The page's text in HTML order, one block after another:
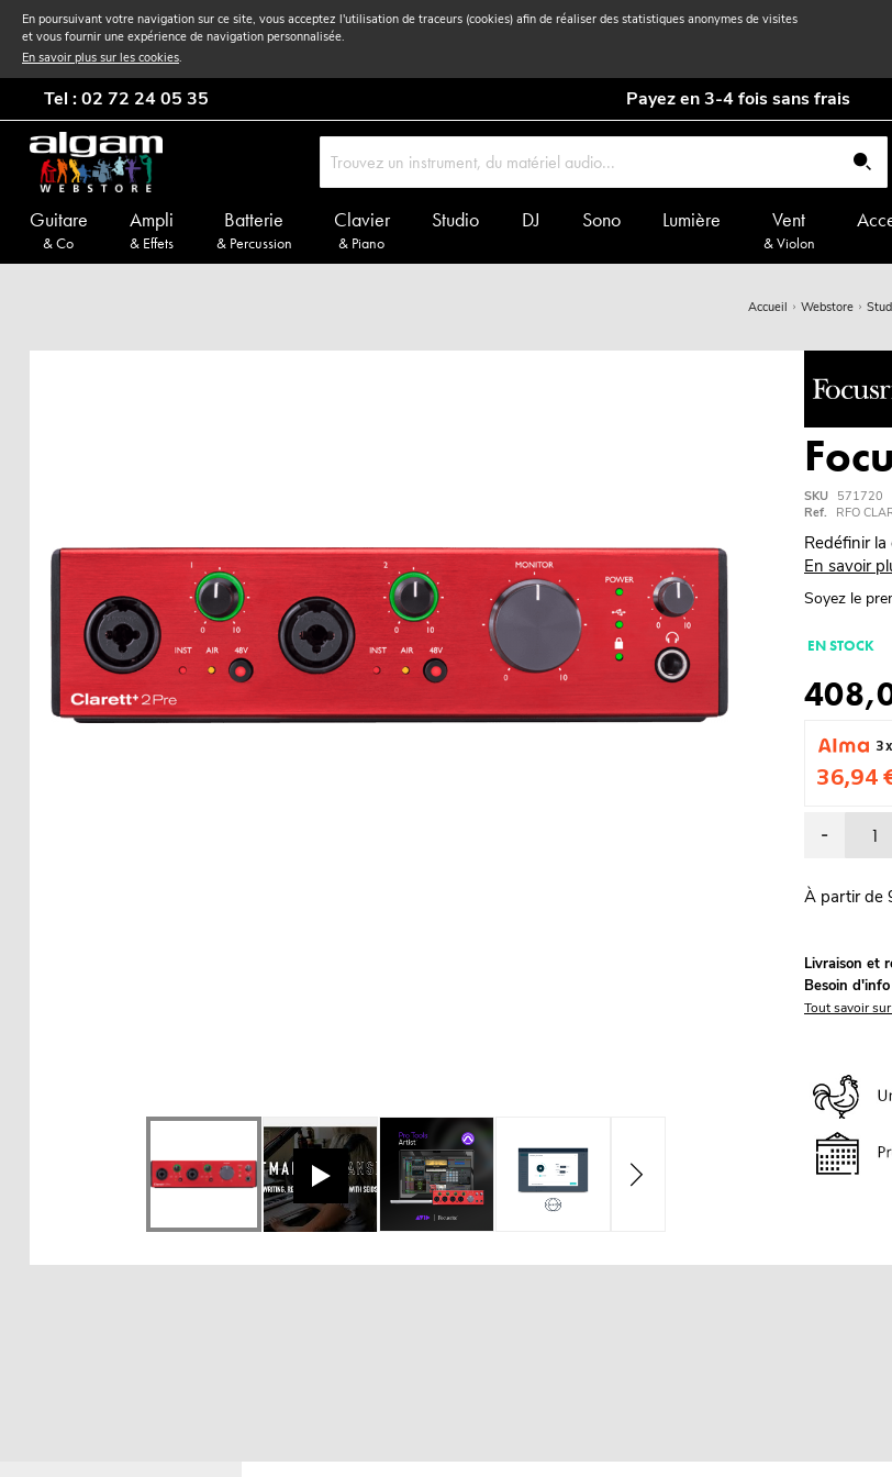
En poursuivant votre navigation sur ce site, vous acceptez l'utilisation de traceurs (cookies) afin de réaliser des statistiques anonymes de visites
et vous fournir une expérience de navigation personnalisée.
En savoir plus sur les cookies.
Tel : 02 72 24 05 35 Payez en 3-4 fois sans frais
Guitare
& Co
Ampli
& Effets
Batterie
& Percussion
Clavier
& Piano
Studio DJ Sono Lumière Vent
& Violon
Accueil Webstore
SKU 571720
Ref.
RFO
Redéfinir la
En savoir
Soyez le
EN STOCK
3 x
36,94
-
À partir de
Livraison et
Besoin d'info
Tout savoir